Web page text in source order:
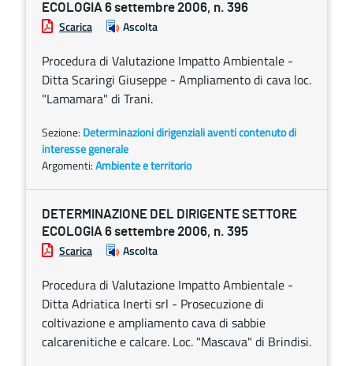
ECOLOGIA 6 settembre 2006, n. 396
Scarica Ascolta
Procedura di Valutazione Impatto Ambientale -
Ditta Scaringi Giuseppe - Ampliamento di cava loc.
"Lamamara" di Trani.
Sezione: Determinazioni dirigenziali aventi contenuto di
interesse generale
Argomenti:Ambiente e territorio
DETERMINAZIONE DEL DIRIGENTE SETTORE
ECOLOGIA 6 settembre 2006, n. 395
Scarica Ascolta
Procedura di Valutazione Impatto Ambientale -
Ditta Adriatica Inerti srl - Prosecuzione di
coltivazione e ampliamento cava di sabbie
calcarenitiche e calcare. Loc. "Mascava" di Brindisi.